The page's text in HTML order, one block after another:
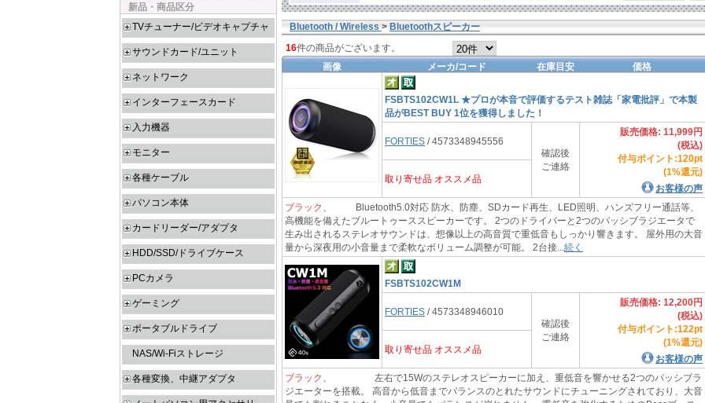
Bluetooth / Wireless > Bluetoothスピーカー
16件の商品がございます。
画像
メーカ/コード 在庫目安 価格
FSBTS102CW1L ★プロが本音で評価するテスト雑誌「家電批評」で本製
品がBEST BUY 1位を獲得しました！
FORTIES / 4573348945556
確認後
ご連絡
販売価格: 11,999円
(税込)
付与ポイント:120pt
(1%還元)
お客様の声
取り寄せ品 オススメ品
ブラック
、 Bluetooth5.0対応 防水、防塵、SDカード再生、LED照明、ハンズフリー通話等、
高機能を備えたブルートゥーススピーカーです。 2つのドライバーと2つのパッシブラジエータで
生み出されるステレオサウンドは、想像以上の高音質で重低音もしっかり響きます。 屋外用の大音
量から深夜用の小音量まで柔軟なボリューム調整が可能。 2台接... 続く
FSBTS102CW1M
FORTIES / 4573348946010
確認後
ご連絡
販売価格: 12,200円
(税込)
付与ポイント:122pt
(1%還元)
お客様の声
取り寄せ品 オススメ品
ブラック
、 左右で15Wのステレオスピーカーに加え、重低音を響かせる2つのパッシブラ
ジエーターを搭載。 高音から低音までバランスのとれたサウンドにチューニングされており、大音
新品・商品区分
TVチューナー/ビデオキャプチャ
サウンドカード/ユニット
ネットワーク
インターフェースカード
入力機器
モニター
各種ケーブル
パソコン本体
カードリーダー/アダプタ
HDD/SSD/ドライブケース
PCカメラ
ゲーミング
ポータブルドライブ
NAS/Wi-Fiストレージ
各種変換、中継アダプタ